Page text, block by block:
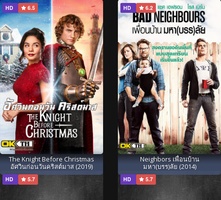
HD 6.5
The Knight Before Christmas
อัศวินก่อนวันคริสต์มาส (2019)
HD 6.2
Neighbors เพื่อนบ้าน
มหา(บรร)ลัย (2014)
HD 5.7 HD 5.7